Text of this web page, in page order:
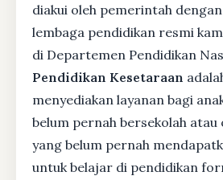
diakui oleh pemerintah
lembaga pendidikan resmi
di Departemen Pendidikan
Pendidikan Kesetaraan
menyediakan layanan bagi
belum pernah bersekolah atau
yang belum pernah
untuk belajar di pendidikan